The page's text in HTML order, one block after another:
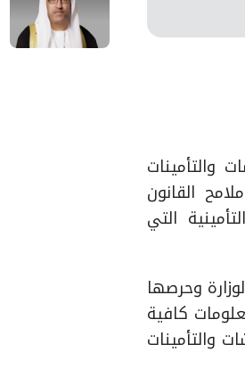
والتأمينات
القانون
التأمينية التي
وحرصها
كافية
الاتحادي رقم (7) لسنة 1999م للمعاشات والتأمينات